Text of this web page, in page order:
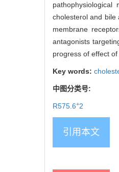
cholesterol and bile
membrane
antagonists
progress of effect
Key words:
中图分类号:
R575.6+2
引用本文